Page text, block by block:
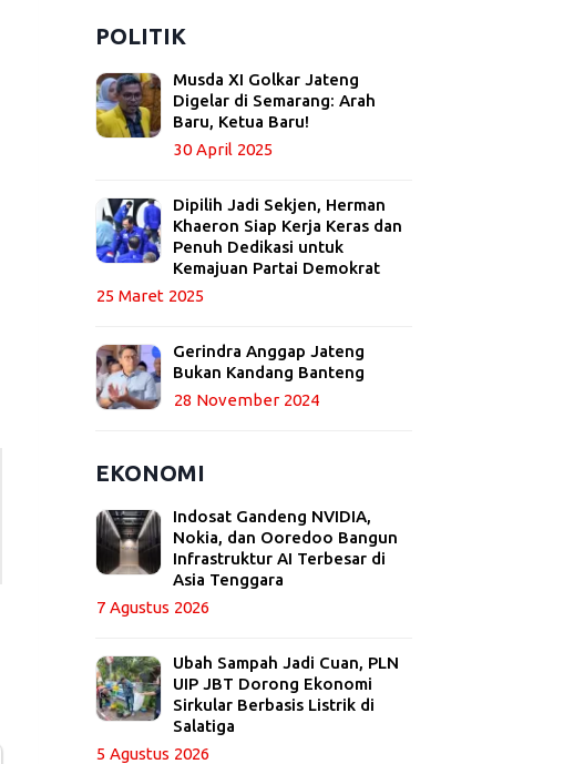
POLITIK
Musda XI Golkar Jateng
Digelar di Semarang: Arah
Baru, Ketua Baru!
30 April 2025
Dipilih Jadi Sekjen, Herman
Khaeron Siap Kerja Keras dan
Penuh Dedikasi untuk
Kemajuan Partai Demokrat
25 Maret 2025
Gerindra Anggap Jateng
Bukan Kandang Banteng
28 November 2024
EKONOMI
Indosat Gandeng NVIDIA,
Nokia, dan Ooredoo Bangun
Infrastruktur AI Terbesar di
Asia Tenggara
7 Agustus 2026
Ubah Sampah Jadi Cuan, PLN
UIP JBT Dorong Ekonomi
Sirkular Berbasis Listrik di
Salatiga
5 Agustus 2026